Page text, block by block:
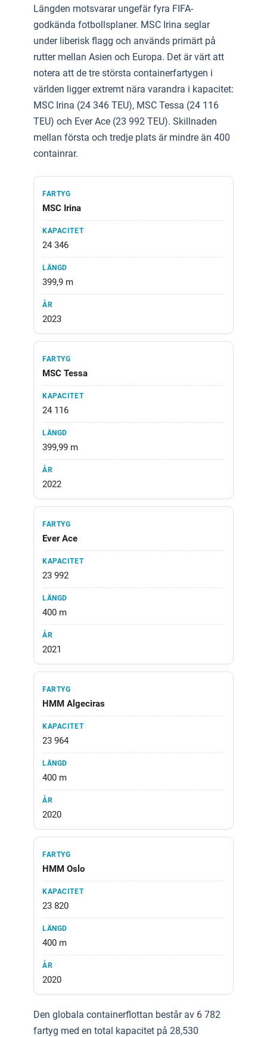
Längden motsvarar ungefär fyra FIFA-
godkända fotbollsplaner. MSC Irina seglar
under liberisk flagg och används primärt på
rutter mellan Asien och Europa. Det är värt att
notera att de tre största containerfartygen i
världen ligger extremt nära varandra i kapacitet:
MSC Irina (24 346 TEU), MSC Tessa (24 116
TEU) och Ever Ace (23 992 TEU). Skillnaden
mellan första och tredje plats är mindre än 400
containrar.
MSC Irina
24 346
399,9 m
2023
MSC Tessa
24 116
399,99 m
2022
Ever Ace
23 992
400 m
2021
HMM Algeciras
23 964
400 m
2020
HMM Oslo
23 820
400 m
2020
Den globala containerflottan består av 6 782
fartyg med en total kapacitet på 28,530